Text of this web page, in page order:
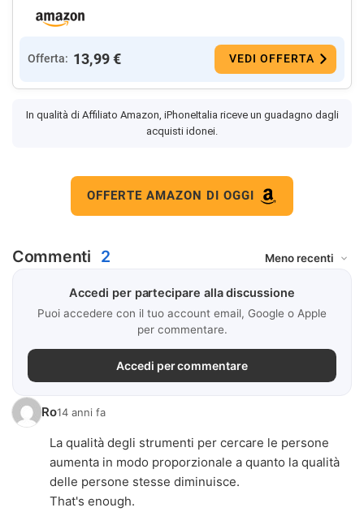
Offerta: 13,99 € VEDI OFFERTA
In qualità di Affiliato Amazon, iPhoneItalia riceve un guadagno dagli
acquisti idonei.
OFFERTE AMAZON DI OGGI
Commenti 2
Accedi per partecipare alla discussione
Puoi accedere con il tuo account email, Google o Apple
per commentare.
Accedi per commentare
Ro14 anni fa
La qualità degli strumenti per cercare le persone
aumenta in modo proporzionale a quanto la qualità
delle persone stesse diminuisce.